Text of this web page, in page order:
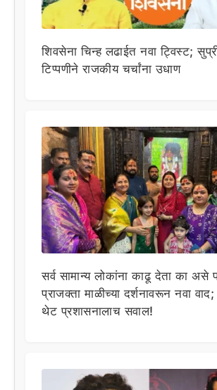
शिवसेना चिन्ह लढाईत नवा ट्विस्ट;
टिप्पणीने राजकीय चर्चांना उधाण
सर्व सामान्य लोकांना काढू देता का असे
प्राजक्ता माळीच्या दर्शनावरून नवा वाद;
थेट प्रशासनालाच सवाल!